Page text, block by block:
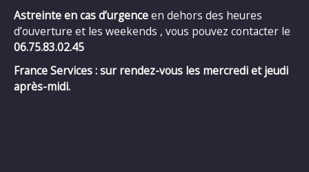
Astreinte en cas d’urgenceen dehors des heures
d’ouverture et les weekends , vous pouvez contacter le
06.75.83.02.45
France Services : sur rendez-vous les mercredi et jeudi
après-midi.